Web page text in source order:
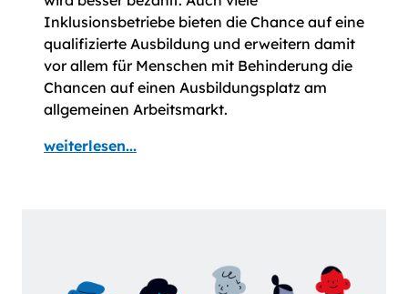
Inklusionsbetriebe bieten die Chance auf eine
qualifizierte Ausbildung und erweitern damit
vor allem für Menschen mit Behinderung die
Chancen auf einen Ausbildungsplatz am
allgemeinen Arbeitsmarkt.
weiterlesen...